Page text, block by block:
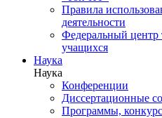
Правила
деятельности
Федеральный центр
учащихся
Наука
Наука
Конференции
Диссертационные
Программы,